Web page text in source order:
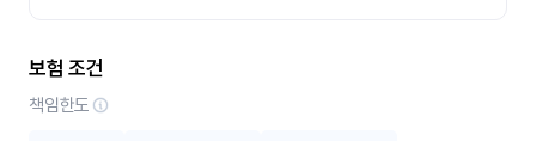
보험 조건
책임한도